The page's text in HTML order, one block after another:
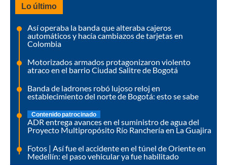
Lo último
Así operaba la banda que alteraba cajeros
automáticos y hacía cambiazos de tarjetas en
Colombia
Motorizados armados protagonizaron violento
atraco en el barrio Ciudad Salitre de Bogotá
Banda de ladrones robó lujoso reloj en
establecimiento del norte de Bogotá: esto se sabe
Contenido patrocinado
ADR entrega avances en el suministro de agua del
Proyecto Multipropósito Río Ranchería en La Guajira
Fotos | Así fue el accidente en el túnel de Oriente en
Medellín: el paso vehicular ya fue habilitado